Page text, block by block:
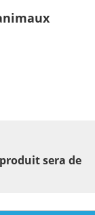
sera de